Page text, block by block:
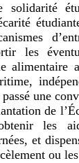
solidarité
les
alimentaire
une
de
les
et
ou